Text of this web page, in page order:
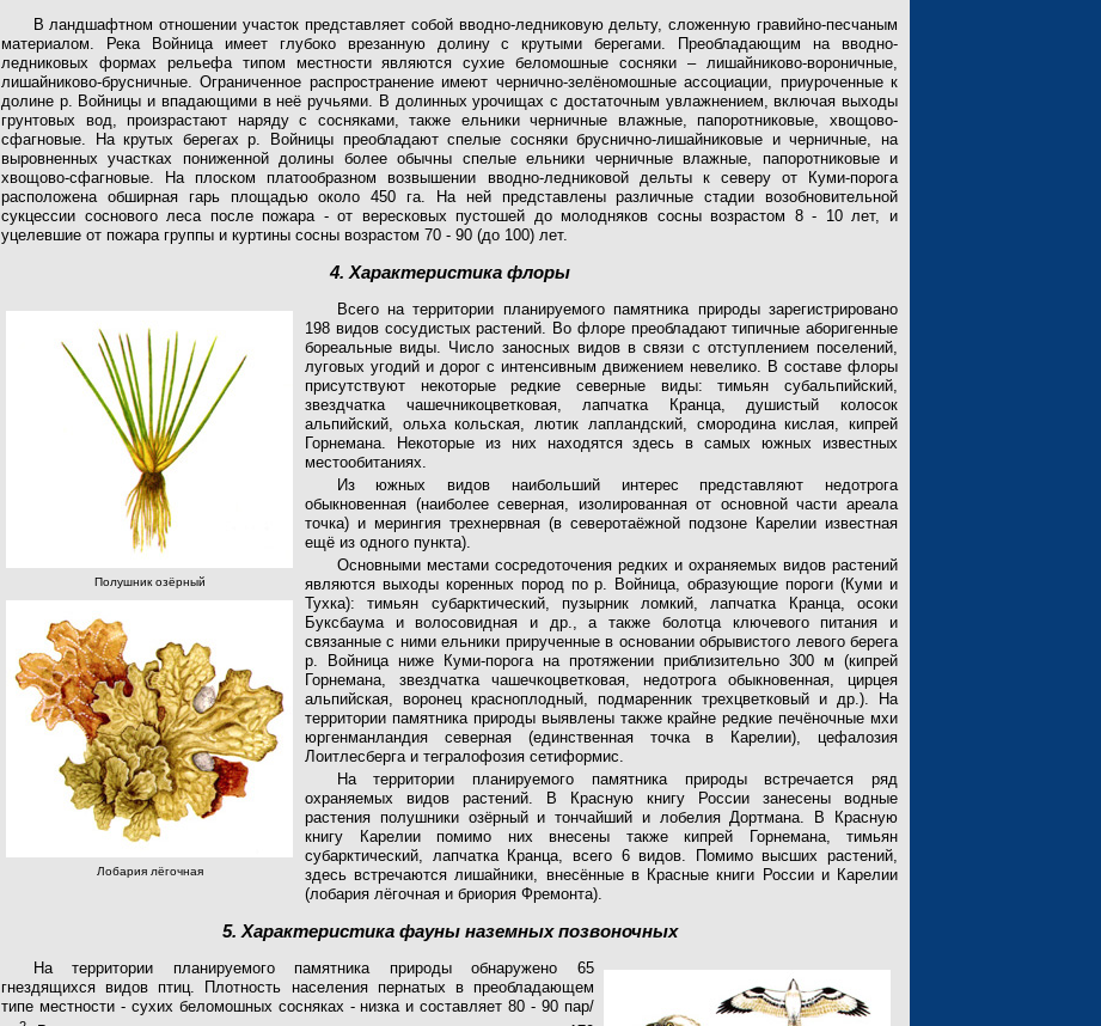
В ландшафтном отношении участок представляет собой вводно-ледниковую дельту, сложенную гравийно-песчаным
материалом. Река Войница имеет глубоко врезанную долину с крутыми берегами. Преобладающим на вводно-
ледниковых формах рельефа типом местности являются сухие беломошные сосняки – лишайниково-вороничные,
лишайниково-брусничные. Ограниченное распространение имеют чернично-зелёномошные ассоциации, приуроченные к
долине р. Войницы и впадающими в неё ручьями. В долинных урочищах с достаточным увлажнением, включая выходы
грунтовых вод, произрастают наряду с сосняками, также ельники черничные влажные, папоротниковые, хвощово-
сфагновые. На крутых берегах р. Войницы преобладают спелые сосняки бруснично-лишайниковые и черничные, на
выровненных участках пониженной долины более обычны спелые ельники черничные влажные, папоротниковые и
хвощово-сфагновые. На плоском платообразном возвышении вводно-ледниковой дельты к северу от Куми-порога
расположена обширная гарь площадью около 450 га. На ней представлены различные стадии возобновительной
сукцессии соснового леса после пожара - от вересковых пустошей до молодняков сосны возрастом 8 - 10 лет, и
уцелевшие от пожара группы и куртины сосны возрастом 70 - 90 (до 100) лет.
4. Характеристика флоры
Полушник озёрный
Лобария лёгочная
Всего на территории планируемого памятника природы зарегистрировано
198 видов сосудистых растений. Во флоре преобладают типичные аборигенные
бореальные виды. Число заносных видов в связи с отступлением поселений,
луговых угодий и дорог с интенсивным движением невелико. В составе флоры
присутствуют некоторые редкие северные виды: тимьян субальпийский,
звездчатка чашечникоцветковая, лапчатка Кранца, душистый колосок
альпийский, ольха кольская, лютик лапландский, смородина кислая, кипрей
Горнемана. Некоторые из них находятся здесь в самых южных известных
местообитаниях.
Из южных видов наибольший интерес представляют недотрога
обыкновенная (наиболее северная, изолированная от основной части ареала
точка) и мерингия трехнервная (в северотаёжной подзоне Карелии известная
ещё из одного пункта).
Основными местами сосредоточения редких и охраняемых видов растений
являются выходы коренных пород по р. Войница, образующие пороги (Куми и
Тухка): тимьян субарктический, пузырник ломкий, лапчатка Кранца, осоки
Буксбаума и волосовидная и др., а также болотца ключевого питания и
связанные с ними ельники прирученные в основании обрывистого левого берега
р. Войница ниже Куми-порога на протяжении приблизительно 300 м (кипрей
Горнемана, звездчатка чашечкоцветковая, недотрога обыкновенная, цирцея
альпийская, воронец красноплодный, подмаренник трехцветковый и др.). На
территории памятника природы выявлены также крайне редкие печёночные мхи
юргенманландия северная (единственная точка в Карелии), цефалозия
Лоитлесберга и тегралофозия сетиформис.
На территории планируемого памятника природы встречается ряд
охраняемых видов растений. В Красную книгу России занесены водные
растения полушники озёрный и тончайший и лобелия Дортмана. В Красную
книгу Карелии помимо них внесены также кипрей Горнемана, тимьян
субарктический, лапчатка Кранца, всего 6 видов. Помимо высших растений,
здесь встречаются лишайники, внесённые в Красные книги России и Карелии
(лобария лёгочная и бриория Фремонта).
5. Характеристика фауны наземных позвоночных
На территории планируемого памятника природы обнаружено 65
гнездящихся видов птиц. Плотность населения пернатых в преобладающем
типе местности - сухих беломошных сосняках - низка и составляет 80 - 90 пар/